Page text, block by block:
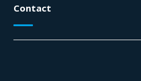
Contact